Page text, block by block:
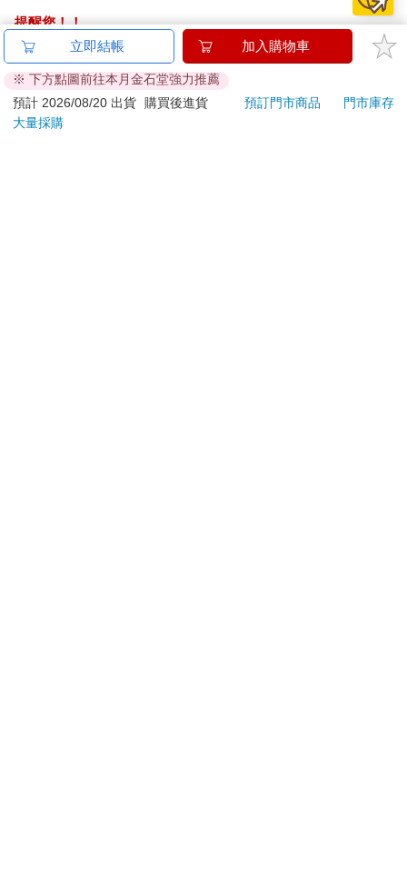
提醒您！！
金石堂及銀行均不會請您操作ATM! 如接獲電話要求您前往
ATM提款機，請不要聽從指示，以免受騙上當！
退換貨須知：
**提醒您，鑑賞期不等於試用期，退回商品須為全新狀態**
立即結帳 加入購物車
※ 下方點圖前往本月金石堂強力推薦
預計 2026/08/20 出貨
購買後進貨 預訂門市商品
門市庫存
大量採購